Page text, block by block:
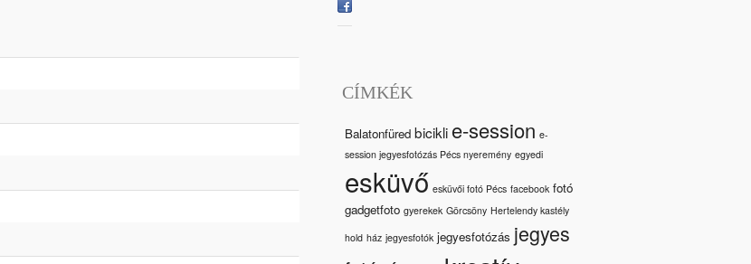
CÍMKÉK
Balatonfüred bicikli e-session e-
session jegyesfotózás Pécs nyeremény egyedi
esküvő esküvői fotó Pécs facebook fotó
gadgetfoto gyerekek Görcsöny Hertelendy kastély
hold ház jegyesfotók jegyesfotózás jegyes